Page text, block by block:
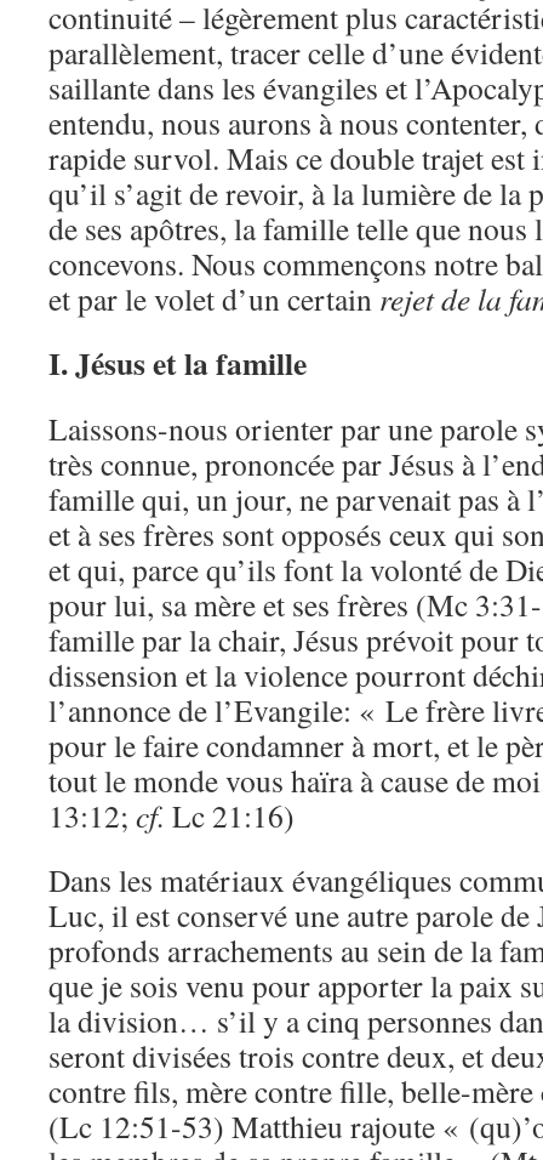
continuité – légèrement plus
parallèlement, tracer celle d’une
saillante dans les évangiles et
entendu, nous aurons à nous contenter,
rapide survol. Mais ce double trajet est
qu’il s’agit de revoir, à la lumière de la
de ses apôtres, la famille telle que nous
concevons. Nous commençons notre
et par le volet d’un certain rejet de la
I. Jésus et la famille
Laissons-nous orienter par une parole
très connue, prononcée par Jésus à
famille qui, un jour, ne parvenait pas à
et à ses frères sont opposés ceux qui
et qui, parce qu’ils font la volonté de
pour lui, sa mère et ses frères (Mc
famille par la chair, Jésus prévoit pour
dissension et la violence pourront
l’annonce de l’Evangile: « Le frère
pour le faire condamner à mort, et le
tout le monde vous haïra à cause de
13:12; cf. Lc 21:16)
Dans les matériaux évangéliques
Luc, il est conservé une autre parole de
profonds arrachements au sein de la
que je sois venu pour apporter la paix
la division… s’il y a cinq personnes
seront divisées trois contre deux, et
contre fils, mère contre fille, belle-
(Lc 12:51-53) Matthieu rajoute «